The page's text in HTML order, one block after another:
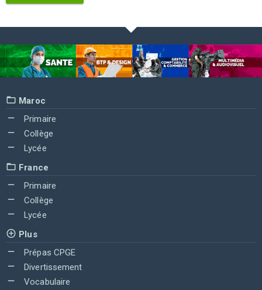
Maroc
Primaire
Collège
Lycée
France
Primaire
Collège
Lycée
Plus
Prépas CPGE
Divertissement
Vocabulaire